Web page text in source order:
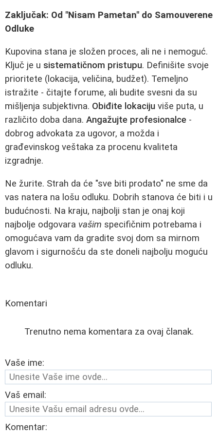
Zaključak: Od "Nisam Pametan" do Samouverene
Odluke
Kupovina stana je složen proces, ali ne i nemoguć.
Ključ je u sistematičnom pristupu. Definišite svoje
prioritete (lokacija, veličina, budžet). Temeljno
istražite - čitajte forume, ali budite svesni da su
mišljenja subjektivna. Obiđite lokaciju više puta, u
različito doba dana. Angažujte profesionalce -
dobrog advokata za ugovor, a možda i
građevinskog veštaka za procenu kvaliteta
izgradnje.
Ne žurite. Strah da će "sve biti prodato" ne sme da
vas natera na lošu odluku. Dobrih stanova će biti i u
budućnosti. Na kraju, najbolji stan je onaj koji
najbolje odgovara vašim specifičnim potrebama i
omogućava vam da gradite svoj dom sa mirnom
glavom i sigurnošću da ste doneli najbolju moguću
odluku.
Komentari
Trenutno nema komentara za ovaj članak.
Vaše ime:
Vaš email:
Komentar: